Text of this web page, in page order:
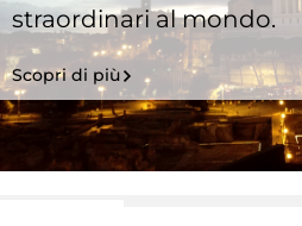
straordinari al mondo.
Scopri di più